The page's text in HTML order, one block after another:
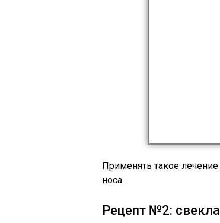
Применять такое
носа.
Рецепт №2: